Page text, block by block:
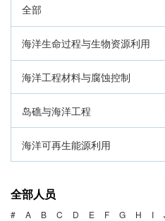
全部
海洋生命过程与生物资源利用
海洋工程材料与腐蚀控制
岛礁与海洋工程
海洋可再生能源利用
海洋产业与政策
全部人员
# A B C D E F G H I